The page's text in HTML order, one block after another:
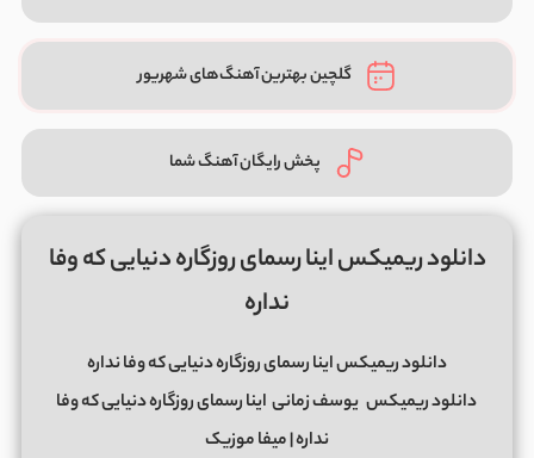
گلچین بهترین آهنگ‌های شهریور
پخش رایگان آهنگ شما
دانلود ریمیکس اینا رسمای روزگاره دنیایی که وفا
نداره
دانلود ریمیکس اینا رسمای روزگاره دنیایی که وفا نداره
دانلود ریمیکس یوسف زمانی اینا رسمای روزگاره دنیایی که وفا
نداره | میفا موزیک